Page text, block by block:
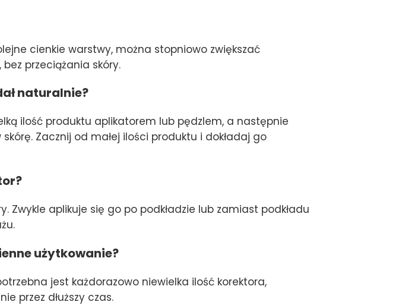
cienkie warstwy, można stopniowo zwiększać
przeciążania skóry.
naturalnie?
ilość produktu aplikatorem lub pędzlem, a następnie
Zacznij od małej ilości produktu i dokładaj go
Zwykle aplikuje się go po podkładzie lub zamiast podkładu
użytkowanie?
jest każdorazowo niewielka ilość korektora,
przez dłuższy czas.